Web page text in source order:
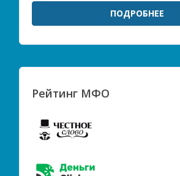
ПОДРОБНЕЕ
Рейтинг МФО